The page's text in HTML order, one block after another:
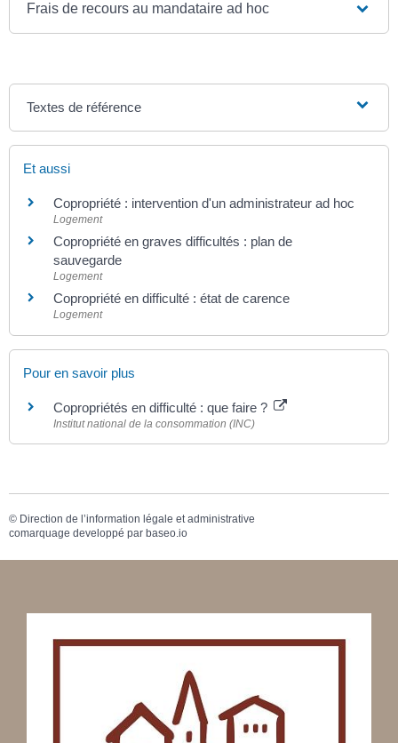
Frais de recours au mandataire ad hoc
Textes de référence
Et aussi
Copropriété : intervention d'un administrateur ad hoc
Logement
Copropriété en graves difficultés : plan de
sauvegarde
Logement
Copropriété en difficulté : état de carence
Logement
Pour en savoir plus
Copropriétés en difficulté : que faire ?
Institut national de la consommation (INC)
© Direction de l’information légale et administrative
comarquage developpé par baseo.io